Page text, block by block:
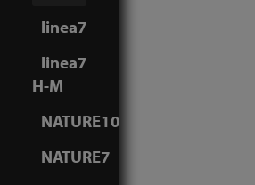
linea7
linea7
H-M
NATURE10
NATURE7